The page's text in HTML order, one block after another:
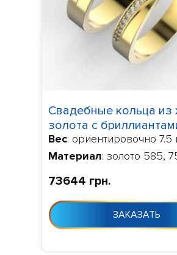
Свадебные кольца из
золота с
Вес: ориентировочно 7.5
Материал: золото 585,
VVS1/VVS2,
Изготовление 10-24 дня
заказа
73644 грн.
ЗАКАЗАТЬ